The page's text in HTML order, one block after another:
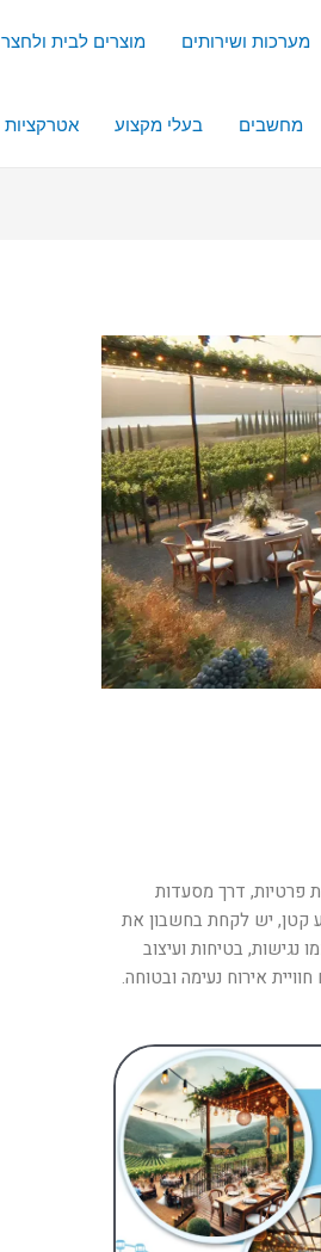
מערכות ושירותים מוצרים לבית ולחצר
מחשבים בעלי מקצוע אטרקציות
פרטיות, דרך מסעדות
קטן, יש לקחת בחשבון את
נגישות, בטיחות ועיצוב
אירוח נעימה ובטוחה.